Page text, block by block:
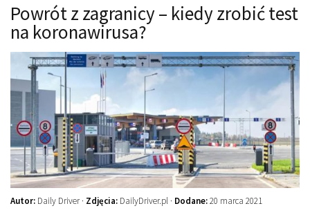
Technika jazdy
Oświetlenie
Kalkulatory
Przelicznik mocy
Galerie
Powrót z zagranicy – kiedy zrobić test
na koronawirusa?
Autor: Daily Driver · Zdjęcia: DailyDriver.pl · Dodane:20 marca 2021